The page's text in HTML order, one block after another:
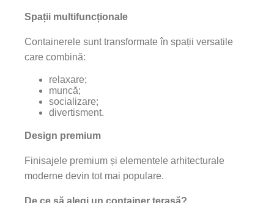
Spații multifuncționale
Containerele sunt transformate în spații versatile
care combină:
relaxare;
muncă;
socializare;
divertisment.
Design premium
Finisajele premium și elementele arhitecturale
moderne devin tot mai populare.
De ce să alegi un container terasă?